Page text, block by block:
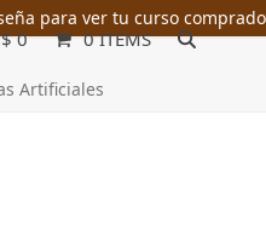
para ver tu curso comprado
$0 0 ITEMS
Artificiales